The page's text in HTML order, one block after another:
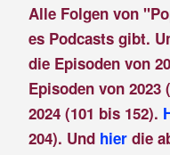
Alle Folgen von
es Podcasts gibt.
die Episoden von
Episoden von 2023
2024 (101 bis 152).
204). Und hier die